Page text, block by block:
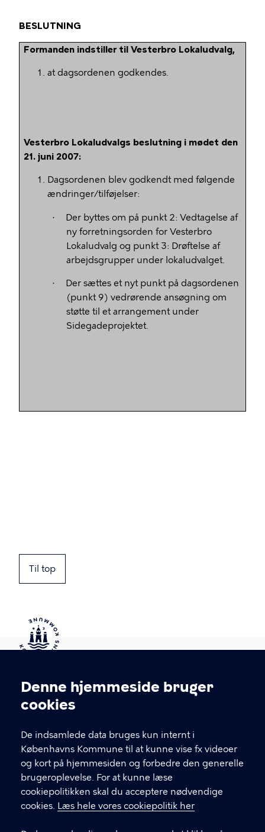
Cookieindstillinger
Denne hjemmeside bruger
cookies
De indsamlede data bruges kun internt i
Københavns Kommune til at kunne vise fx videoer
og kort på hjemmesiden og forbedre den generelle
brugeroplevelse. For at kunne læse
cookiepolitikken skal du acceptere nødvendige
cookies. Læs hele vores cookiepolitik her
BESLUTNING
Formanden indstiller til Vesterbro Lokaludvalg,
at dagsordenen godkendes.
Vesterbro Lokaludvalgs beslutning i mødet den
21. juni 2007:
Dagsordenen blev godkendt med følgende
ændringer/tilføjelser:
·
Der byttes om på punkt 2: Vedtagelse af
ny forretningsorden for Vesterbro
Lokaludvalg og punkt 3: Drøftelse af
arbejdsgrupper under lokaludvalget.
·
Der sættes et nyt punkt på dagsordenen
(punkt 9) vedrørende ansøgning om
støtte til et arrangement under
Sidegadeprojektet.
Til top
Kontakt Københavns Kommune
T
fFind andre kontakter her
CVR-nummer64942212
GENVEJE